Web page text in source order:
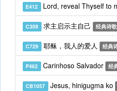
E412 Lord, reveal Thyself to
C309 求主启示主自己 经典诗歌
C729 耶稣，我人的爱人 经典
P462 Carinhoso Salvador 经
CB1057 Jesus, hinigugma ko